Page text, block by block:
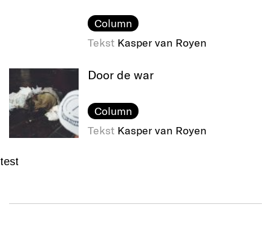
Column
Tekst Kasper van Royen
Door de war
Column
Tekst Kasper van Royen
test